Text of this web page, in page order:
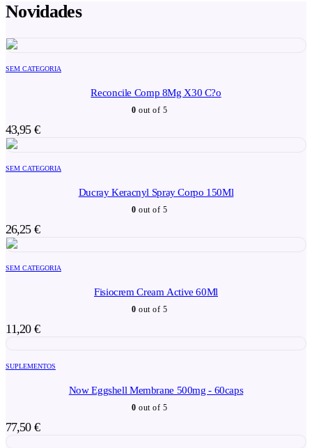
Novidades
SEM CATEGORIA
Reconcile Comp 8Mg X30 C?o
0 out of 5
43,95 €
SEM CATEGORIA
Ducray Keracnyl Spray Corpo 150Ml
0 out of 5
26,25 €
SEM CATEGORIA
Fisiocrem Cream Active 60Ml
0 out of 5
11,20 €
SUPLEMENTOS
Now Eggshell Membrane 500mg - 60caps
0 out of 5
77,50 €